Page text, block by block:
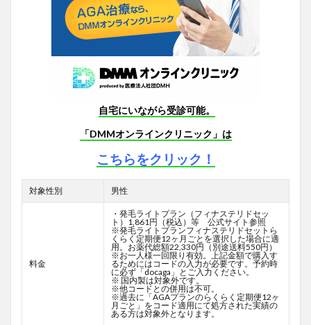
自宅にいながら受診可能。
「DMMオンラインクリニック」は
こちらをクリック！
対象性別 男性
料金
・発毛ライトプラン（フィナステリドセッ
ト）1,861円（税込）等 公式サイト参照
※発毛ライトプランフィナステリドセットら
くらく定期便12ヶ月ごとを選択した場合に適
用。お薬代総額22,330円（別途送料550円）
※お一人様一回限り有効。上記金額で購入す
るためにはコードの入力が必要です。予約時
に必ず「docaga」とご入力ください。
※ 国内製は対象外です。
※他コードとの併用は不可。
※過去に「AGAプランのらくらく定期便12ヶ
月ごと」をコード適用にて処方された実績の
ある方は対象外となります。